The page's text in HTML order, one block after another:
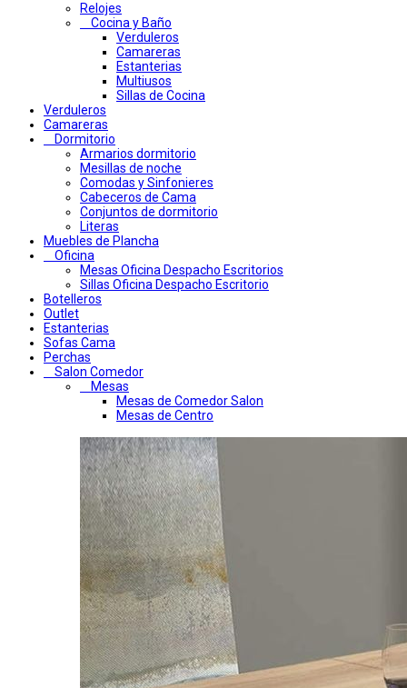
Relojes
Cocina y Baño
Verduleros
Camareras
Estanterias
Multiusos
Sillas de Cocina
Verduleros
Camareras
Dormitorio
Armarios dormitorio
Mesillas de noche
Comodas y Sinfonieres
Cabeceros de Cama
Conjuntos de dormitorio
Literas
Muebles de Plancha
Oficina
Mesas Oficina Despacho Escritorios
Sillas Oficina Despacho Escritorio
Botelleros
Outlet
Estanterias
Sofas Cama
Perchas
Salon Comedor
Mesas
Mesas de Comedor Salon
Mesas de Centro